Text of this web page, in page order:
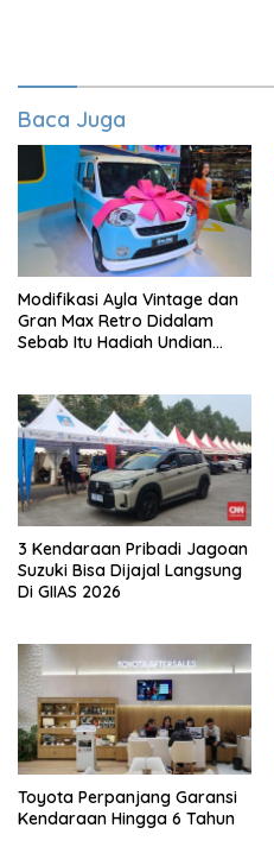
Baca Juga
Modifikasi Ayla Vintage dan
Gran Max Retro Didalam
Sebab Itu Hadiah Undian
3 Kendaraan Pribadi Jagoan
Suzuki Bisa Dijajal Langsung
Di GIIAS 2026
Toyota Perpanjang Garansi
Kendaraan Hingga 6 Tahun